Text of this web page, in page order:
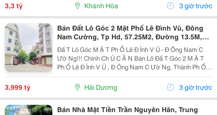
Cách Đường 23/10 Chỉ 50M Hẻm Thông Thoáng, Kết...
3,3 tỷ Khánh Hòa 3 giờ trước
Bán Đất Lô Góc 2 Mặt Phố Lê Đình Vũ, Đông
Nam Cường, Tp Hd, 57.25M2, Đường 13.5M,
3.X Tỷ
Đấ T Lô Góc M Ặ T Ph Ố Lê Đ Ình V Ũ - Đ Ông Nam C
Ườ Ng!!! Chính Ch Ủ C Ầ N Bán Lô Đấ T Góc 2 M Ặ T
Ph Ố Lê Đ Ình V Ũ , Đ Ông Nam C Ườ Ng, Thành Ph Ố H
Ả I D Ươ Ng - Di Ệ N Tích 57.25M2, H Ướ Ng Tây, Tây B
3,999 tỷ Hải Dương 3 giờ trước
Bán Nhà Mặt Tiền Trần Nguyên Hãn, Trung